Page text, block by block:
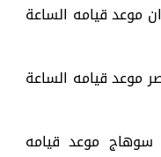
أسوان موعد قيامه الساعة
الأقصر موعد قيامه الساعة
سعيد سوهاج موعد قيامه